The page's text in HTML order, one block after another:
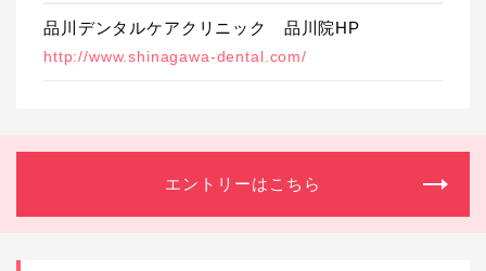
品川デンタルケアクリニック 品川院HP
http://www.shinagawa-dental.com/
エントリーはこちら